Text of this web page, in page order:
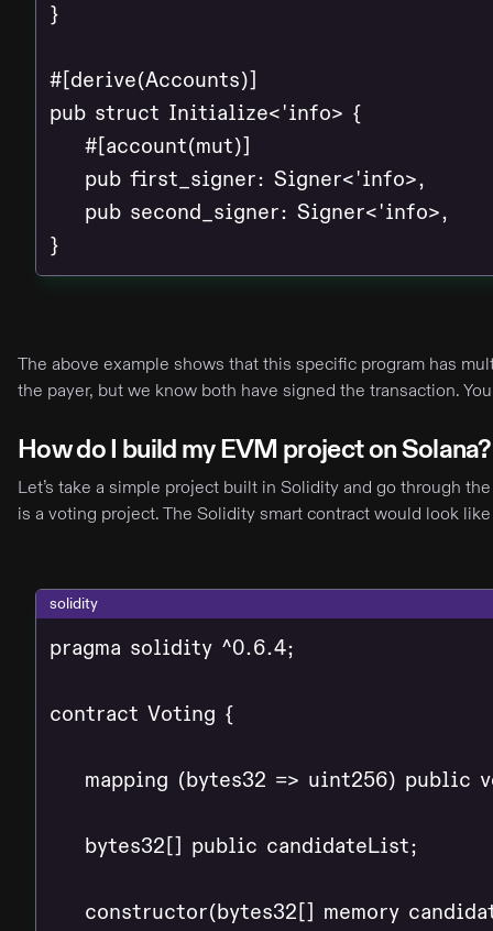
}
#[derive(Accounts)]
pub struct Initialize<'info> {
    #[account(mut)]
    pub first_signer: Signer<'info>,
    pub second_signer: Signer<'info>,
}
The above example shows that this specific program has
the payer, but we know both have signed the transaction.
How do I build my EVM project on Solana?
Let’s take a simple project built in Solidity and go through
is a voting project. The Solidity smart contract would look
solidity
pragma solidity ^0.6.4;
contract Voting {
mapping (bytes32 => uint256) public
    bytes32[] public candidateList;
constructor(bytes32[] memory